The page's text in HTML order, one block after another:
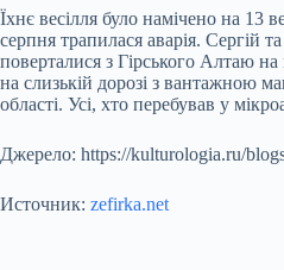
Їхнє весілля було намічено на 13
серпня трапилася аварія. Сергій
поверталися з Гірського Алтаю на
на слизькій дорозі з вантажною
області. Усі, хто перебував у
Джерело: https://kulturologia.ru/
Источник: zefirka.net